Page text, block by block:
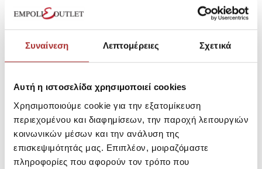
Συναίνεση Λεπτομέρειες Σχετικά
Αυτή η ιστοσελίδα χρησιμοποιεί cookies
Χρησιμοποιούμε cookie για την εξατομίκευση
περιεχομένου και διαφημίσεων, την παροχή λειτουργιών
κοινωνικών μέσων και την ανάλυση της
επισκεψιμότητάς μας. Επιπλέον, μοιραζόμαστε
πληροφορίες που αφορούν τον τρόπο που
Πολλαπλές τσέπες για πρακτική αποθήκευση
Επιλέξτε το Ampli-Dry II Shell για να είστε πάντα έτοιμοι
να αντιμετωπίσετε τις προκλήσεις της φύσης με στυλ
Μεγεθολόγιο
Κωδικός Κατασκευαστή: 2071061
Σύνθεση